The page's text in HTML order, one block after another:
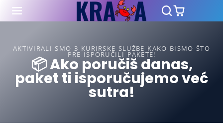
AKTIVIRALI SMO 3 KURIRSKE SLUŽBE KAKO BISMO ŠTO
PRE ISPORUČILI PAKETE!
📦 Ako poručiš danas,
paket ti isporučujemo već
sutra!